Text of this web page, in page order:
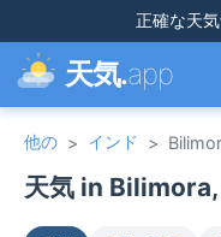
正確な天
天気.app
他の > インド >
天気 in